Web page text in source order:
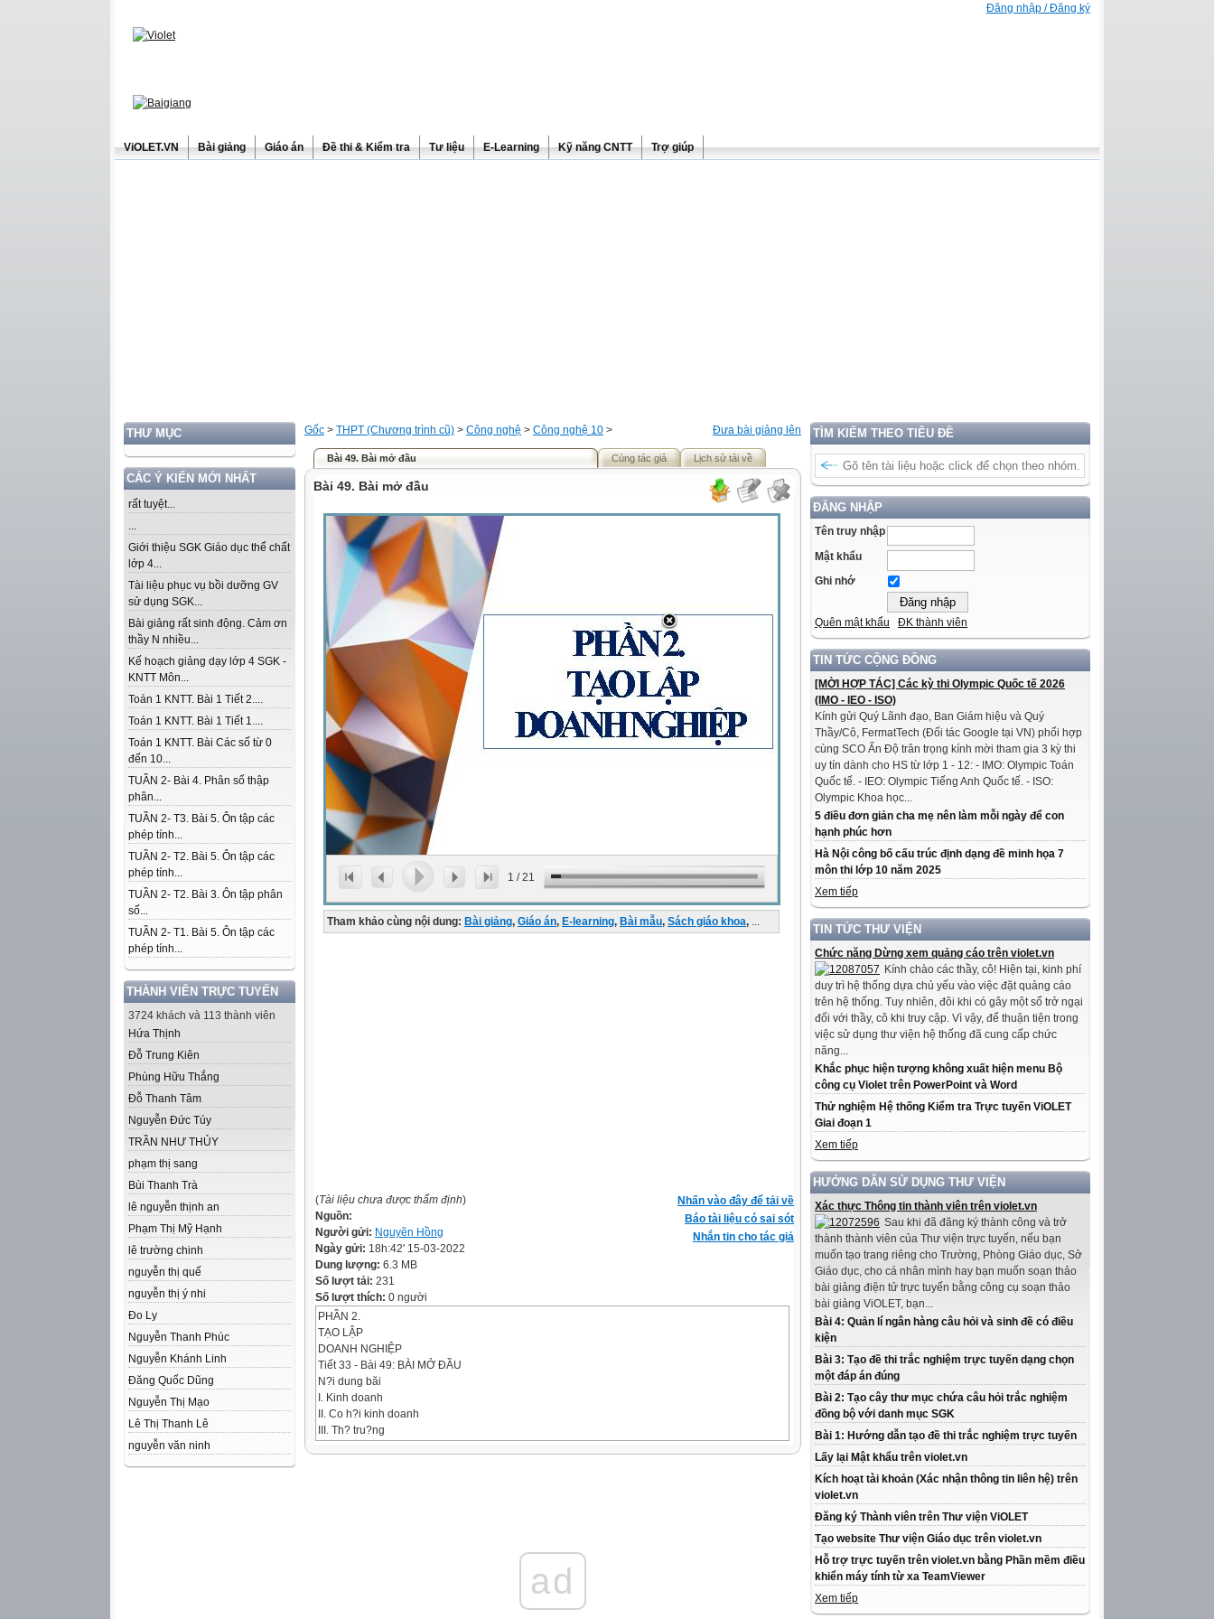
Đăng nhập / Đăng ký
ViOLET.VN Bài giảng Giáo án Đề thi & Kiểm tra Tư liệu E-Learning Kỹ năng CNTT Trợ giúp
THƯ MỤC
CÁC Ý KIẾN MỚI NHẤT
rất tuyệt...
...
Giới thiệu SGK Giáo dục thể chất
lớp 4...
Tài liệu phục vụ bồi dưỡng GV
sử dụng SGK...
Bài giảng rất sinh động. Cảm ơn
thầy N nhiều...
Kế hoạch giảng dạy lớp 4 SGK -
KNTT Môn...
Toán 1 KNTT. Bài 1 Tiết 2....
Toán 1 KNTT. Bài 1 Tiết 1....
Toán 1 KNTT. Bài Các số từ 0
đến 10...
TUẦN 2- Bài 4. Phân số thập
phân...
TUẦN 2- T3. Bài 5. Ôn tập các
phép tính...
TUẦN 2- T2. Bài 5. Ôn tập các
phép tính...
TUẦN 2- T2. Bài 3. Ôn tập phân
số...
TUẦN 2- T1. Bài 5. Ôn tập các
phép tính...
THÀNH VIÊN TRỰC TUYẾN
3724 khách và 113 thành viên
Hứa Thịnh
Đỗ Trung Kiên
Phùng Hữu Thắng
Đỗ Thanh Tâm
Nguyễn Đức Túy
TRẦN NHƯ THỦY
phạm thị sang
Bùi Thanh Trà
lê nguyễn thịnh an
Phạm Thị Mỹ Hạnh
lê trường chinh
nguyễn thị quế
nguyễn thị ý nhi
Đo Ly
Nguyễn Thanh Phúc
Nguyễn Khánh Linh
Đăng Quốc Dũng
Nguyễn Thị Mạo
Lê Thị Thanh Lê
nguyễn văn ninh
TÌM KIẾM THEO TIÊU ĐỀ
ĐĂNG NHẬP
Tên truy nhập
Mật khẩu
Ghi nhớ
Quên mật khẩu ĐK thành viên
TIN TỨC CỘNG ĐỒNG
[MỜI HỢP TÁC] Các kỳ thi Olympic Quốc tế 2026
(IMO - IEO - ISO)
Kính gửi Quý Lãnh đạo, Ban Giám hiệu và Quý
Thầy/Cô, FermatTech (Đối tác Google tại VN) phối hợp
cùng SCO Ấn Độ trân trọng kính mời tham gia 3 kỳ thi
uy tín dành cho HS từ lớp 1 - 12: - IMO: Olympic Toán
Quốc tế. - IEO: Olympic Tiếng Anh Quốc tế. - ISO:
Olympic Khoa học...
5 điều đơn giản cha mẹ nên làm mỗi ngày để con
hạnh phúc hơn
Hà Nội công bố cấu trúc định dạng đề minh họa 7
môn thi lớp 10 năm 2025
Xem tiếp
TIN TỨC THƯ VIỆN
Chức năng Dừng xem quảng cáo trên violet.vn
Kính chào các thầy, cô! Hiện tại, kinh phí
duy trì hệ thống dựa chủ yếu vào việc đặt quảng cáo
trên hệ thống. Tuy nhiên, đôi khi có gây một số trở ngại
đối với thầy, cô khi truy cập. Vì vậy, để thuận tiện trong
việc sử dụng thư viện hệ thống đã cung cấp chức
năng...
Khắc phục hiện tượng không xuất hiện menu Bộ
công cụ Violet trên PowerPoint và Word
Thử nghiệm Hệ thống Kiểm tra Trực tuyến ViOLET
Giai đoạn 1
Xem tiếp
HƯỚNG DẪN SỬ DỤNG THƯ VIỆN
Xác thực Thông tin thành viên trên violet.vn
Sau khi đã đăng ký thành công và trở
thành thành viên của Thư viện trực tuyến, nếu bạn
muốn tạo trang riêng cho Trường, Phòng Giáo dục, Sở
Giáo dục, cho cá nhân mình hay bạn muốn soạn thảo
bài giảng điện tử trực tuyến bằng công cụ soạn thảo
bài giảng ViOLET, bạn...
Bài 4: Quản lí ngân hàng câu hỏi và sinh đề có điều
kiện
Bài 3: Tạo đề thi trắc nghiệm trực tuyến dạng chọn
một đáp án đúng
Bài 2: Tạo cây thư mục chứa câu hỏi trắc nghiệm
đồng bộ với danh mục SGK
Bài 1: Hướng dẫn tạo đề thi trắc nghiệm trực tuyến
Lấy lại Mật khẩu trên violet.vn
Kích hoạt tài khoản (Xác nhận thông tin liên hệ) trên
violet.vn
Đăng ký Thành viên trên Thư viện ViOLET
Tạo website Thư viện Giáo dục trên violet.vn
Hỗ trợ trực tuyến trên violet.vn bằng Phần mềm điều
khiển máy tính từ xa TeamViewer
Xem tiếp
Đưa bài giảng lên
Gốc > THPT (Chương trình cũ) > Công nghệ > Công nghệ 10 >
Bài 49. Bài mở đầu Cùng tác giả Lịch sử tải về
Bài 49. Bài mở đầu
1 /21
Tham khảo cùng nội dung: Bài giảng, Giáo án, E-learning, Bài mẫu, Sách giáo khoa, ...
Nhấn vào đây để tải về
Báo tài liệu có sai sót
Nhắn tin cho tác giả
(Tài liệu chưa được thẩm định)
Nguồn:
Người gửi: Nguyẽn Hồng
Ngày gửi: 18h:42' 15-03-2022
Dung lượng: 6.3 MB
Số lượt tải: 231
Số lượt thích: 0 người
PHẦN 2.
TẠO LẬP
DOANH NGHIỆP
Tiết 33 - Bài 49: BÀI MỞ ĐẦU
N?i dung băi
I. Kinh doanh
II. Co h?i kinh doanh
III. Th? tru?ng
*T�nh hu?ng 1: Bâc A th?y ngu?i dđn trong th? xê c� nhu c?u s? d?ng v?t li?u, thi?t b? xđy d?
ng. Bâc A xin phĩp co quan ch?c nang, d?u tu ti?n nhăn r?i c?a m�nh, vay c?a anh em, vay
ad